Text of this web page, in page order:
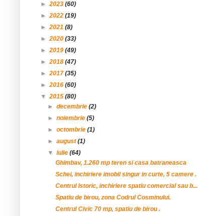
►2023 (60)
►2022 (19)
►2021 (8)
►2020 (33)
►2019 (49)
►2018 (47)
►2017 (35)
►2016 (60)
▼2015 (80)
►decembrie(2)
►noiembrie(5)
►octombrie(1)
►august(1)
▼iulie(64)
Ghimbav, 1.260 mp teren si casa batraneasca
Schei, inchiriere imobil singur in curte, 5 camere .
Centrul Istoric, inchiriere spatiu comercial sau b...
Spatiu de birou, zona Codrul Cosminului.
Centrul Civic 70 mp, spatiu de birou .